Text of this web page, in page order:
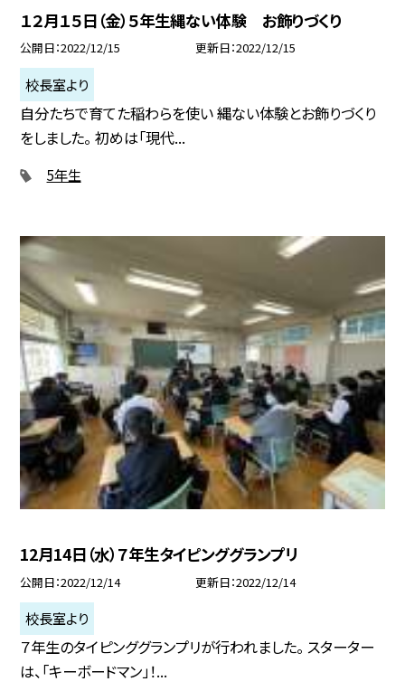
１２月１５日（金）５年生縄ない体験 お飾りづくり
公開日 2022/12/15 更新日 2022/12/15
校長室より
自分たちで育てた稲わらを使い 縄ない体験とお飾りづくり
をしました。 初めは「現代...
5年生
12月14日（水）７年生タイピンググランプリ
公開日 2022/12/14 更新日 2022/12/14
校長室より
７年生のタイピンググランプリが行われました。 スターター
は、「キーボードマン」！...